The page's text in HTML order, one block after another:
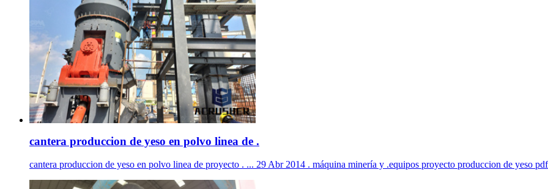
cantera produccion de yeso en polvo linea de .
cantera produccion de yeso en polvo linea de proyecto . ... 29 Abr 2014 . máquina minería y .equipos proyecto produccion de yeso